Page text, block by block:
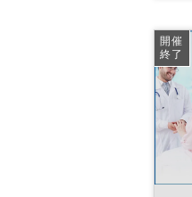
平
開催
終了